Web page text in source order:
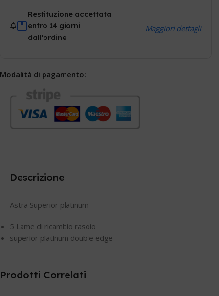
Restituzione accettata
entro 14 giorni
dall'ordine
Maggiori dettagli
Modalità di pagamento:
Descrizione
Astra Superior platinum
5 Lame di ricambio rasoio
superior platinum double edge
Prodotti Correlati